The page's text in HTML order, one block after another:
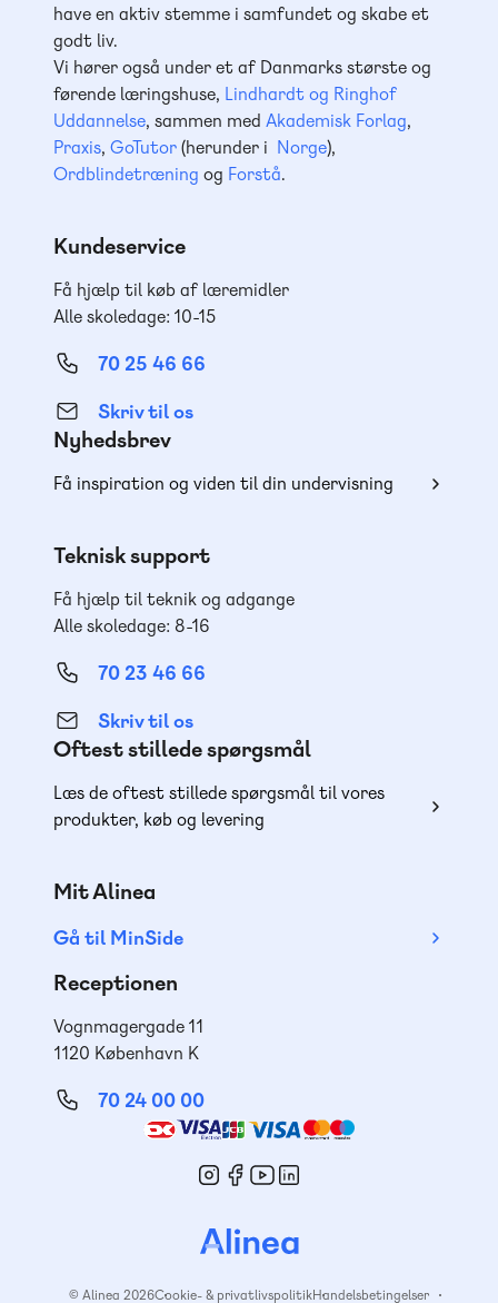
have en aktiv stemme i samfundet og skabe et
godt liv.
Vi hører også under et af Danmarks største og
førende læringshuse, Lindhardt og Ringhof
Uddannelse, sammen med Akademisk Forlag,
Praxis, GoTutor(herunder i Norge),
Ordblindetræning og Forstå.
Kundeservice
Få hjælp til køb af læremidler
Alle skoledage: 10-15
70 25 46 66
Skriv til os
Nyhedsbrev
Få inspiration og viden til din undervisning
Teknisk support
Få hjælp til teknik og adgange
Alle skoledage: 8-16
70 23 46 66
Skriv til os
Oftest stillede spørgsmål
Læs de oftest stillede spørgsmål til vores
produkter, køb og levering
Mit Alinea
Gå til MinSide
Receptionen
Vognmagergade 11
1120 København K
70 24 00 00
© Alinea 2026Cookie- & privatlivspolitikHandelsbetingelser